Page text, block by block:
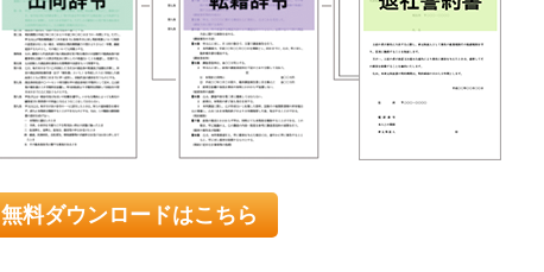
無料ダウンロードはこちら